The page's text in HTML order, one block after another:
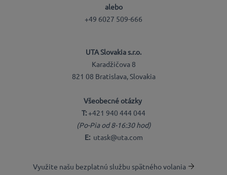
alebo
+49 6027 509-666
UTA Slovakia s.r.o.
Karadžičova 8
821 08 Bratislava, Slovakia
Všeobecné otázky
T:+421 940 444 044
(Po-Pia od 8-16:30 hod)
E: utask@uta.com
Využite našu bezplatnú službu spätného volania